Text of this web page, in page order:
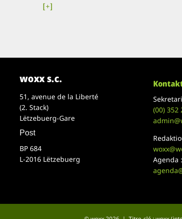
[+]
woxx s.c.
51, avenue de la Liberté
(2. Stack)
Lëtzebuerg-Gare
Post
BP 684
L-2016 Lëtzebuerg
(00)352
Agenda :